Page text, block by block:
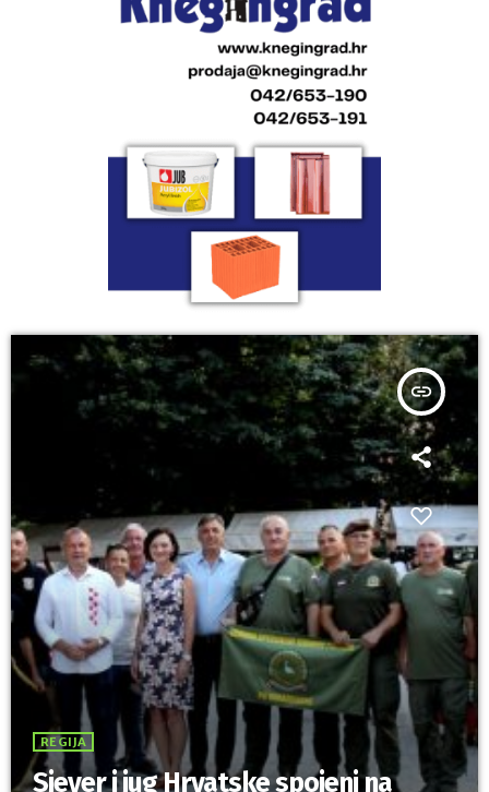
insert_link
REGIJA
Sjever i jug Hrvatske spojeni na